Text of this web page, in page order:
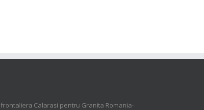
Calarasi pentru Granita Romania-